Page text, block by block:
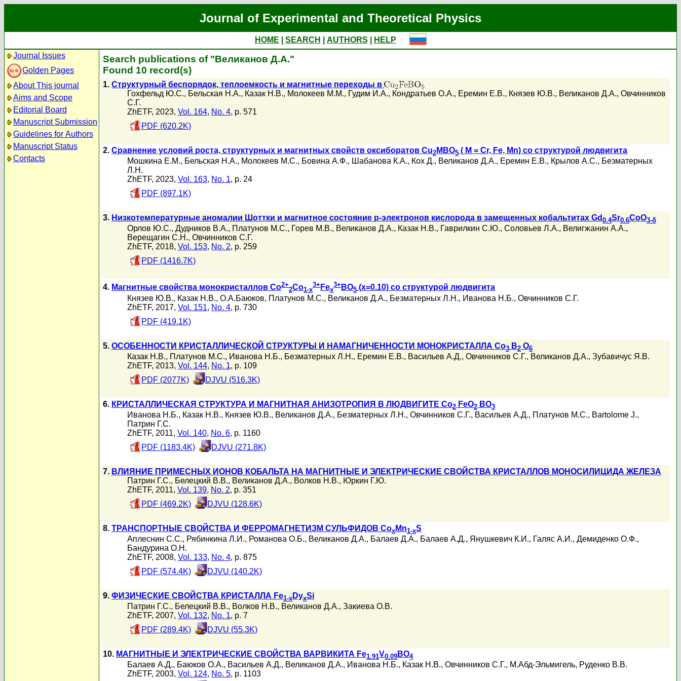
Journal of Experimental and Theoretical Physics
HOME SEARCH AUTHORS
HELP
Journal Issues
Golden Pages
About This journal
Aims and Scope
Editorial Board
Manuscript Submission
Guidelines for Authors
Manuscript Status
Contacts
Search publications of "Великанов Д.А."
Found 10 record(s)
1. Структурный беспорядок, теплоемкость и магнитные переходы в
Гохфельд Ю.С., Бельская Н.А., Казак Н.В., Молокеев М.М., Гудим И.А., Кондратьев О.А., Еремин Е.В., Князев Ю.В., Великанов Д.А., Овчинников
С.Г.
ZhETF, 2023, Vol. 164, No. 4, p. 571
PDF (620.2K)
2. Сравнение условий роста, структурных и магнитных свойств оксиборатов Cu2 MBO5 ( M = Cr, Fe, Mn) со структурой людвигита
Мошкина Е.М., Бельская Н.А., Молокеев М.С., Бовина А.Ф., Шабанова К.А., Кох Д., Великанов Д.А., Еремин Е.В., Крылов А.С., Безматерных
Л.Н.
ZhETF, 2023, Vol. 163, No. 1, p. 24
PDF (897.1K)
3. Низкотемпературные аномалии Шоттки и магнитное состояние p-электронов кислорода в замещенных кобальтитах Gd 0.4Sr0.6CoO3-δ
Орлов Ю.С., Дудников В.А., Платунов М.С., Горев М.В., Великанов Д.А., Казак Н.В., Гаврилкин С.Ю., Соловьев Л.А., Велигжанин А.А.,
Верещагин С.Н., Овчинников С.Г.
ZhETF, 2018, Vol. 153, No. 2, p. 259
PDF (1416.7K)
4. Магнитные свойства монокристаллов Со2+
2Со1-x
3+ Fex
3+ BO5 (x=0.10) со структурой людвигита
Князев Ю.В., Казак Н.В., О.А.Баюков, Платунов М.С., Великанов Д.А., Безматерных Л.Н., Иванова Н.Б., Овчинников С.Г.
ZhETF, 2017, Vol. 151, No. 4, p. 730
PDF (419.1K)
5. ОСОБЕННОСТИ КРИСТАЛЛИЧЕСКОЙ СТРУКТУРЫ И НАМАГНИЧЕННОСТИ МОНОКРИСТАЛЛА Co3 B2 O6
Казак Н.В., Платунов М.С., Иванова Н.Б., Безматерных Л.Н., Еремин Е.В., Васильев А.Д., Овчинников С.Г., Великанов Д.А., Зубавичус Я.В.
ZhETF, 2013, Vol. 144, No. 1, p. 109
PDF (2077K)
DJVU (516.3K)
6. КРИСТАЛЛИЧЕСКАЯ СТРУКТУРА И МАГНИТНАЯ АНИЗОТРОПИЯ В ЛЮДВИГИТЕ Co2 FeO2 BO3
Иванова Н.Б., Казак Н.В., Князев Ю.В., Великанов Д.А., Безматерных Л.Н., Овчинников С.Г., Васильев А.Д., Платунов М.С., Bartolome J.,
Патрин Г.С.
ZhETF, 2011, Vol. 140, No. 6, p. 1160
PDF (1183.4K)
DJVU (271.8K)
7. ВЛИЯНИЕ ПРИМЕСНЫХ ИОНОВ КОБАЛЬТА НА МАГНИТНЫЕ И ЭЛЕКТРИЧЕСКИЕ СВОЙСТВА КРИСТАЛЛОВ МОНОСИЛИЦИДА ЖЕЛЕЗА
Патрин Г.С., Белецкий В.В., Великанов Д.А., Волков Н.В., Юркин Г.Ю.
ZhETF, 2011, Vol. 139, No. 2, p. 351
PDF (469.2K)
DJVU (128.6K)
8. ТРАНСПОРТНЫЕ СВОЙСТВА И ФЕРРОМАГНЕТИЗМ СУЛЬФИДОВ Cox Mn1-xS
Аплеснин С.С., Рябинкина Л.И., Романова О.Б., Великанов Д.А., Балаев Д.А., Балаев А.Д., Янушкевич К.И., Галяс А.И., Демиденко О.Ф.,
Бандурина О.Н.
ZhETF, 2008, Vol. 133, No. 4, p. 875
PDF (574.4K)
DJVU (140.2K)
9. ФИЗИЧЕСКИЕ СВОЙСТВА КРИСТАЛЛА Fe1-x DyxSi
Патрин Г.С., Белецкий В.В., Волков Н.В., Великанов Д.А., Закиева О.В.
ZhETF, 2007, Vol. 132, No. 1, p. 7
PDF (289.4K)
DJVU (55.3K)
10. МАГНИТНЫЕ И ЭЛЕКТРИЧЕСКИЕ СВОЙСТВА ВАРВИКИТА Fe1.91V0.09 BO4
Балаев А.Д., Баюков О.А., Васильев А.Д., Великанов Д.А., Иванова Н.Б., Казак Н.В., Овчинников С.Г., М.Абд-Эльмигель, Руденко В.В.
ZhETF, 2003, Vol. 124, No. 5, p. 1103